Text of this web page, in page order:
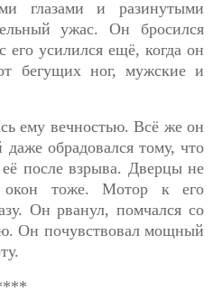
глазами и разинутыми
ужас. Он бросился
усилился ещё, когда он
бегущих ног, мужские и
ему вечностью. Всё же он
обрадовался тому, что
после взрыва. Дверцы не
тоже. Мотор к его
Он рванул, помчался со
Он почувствовал мощный